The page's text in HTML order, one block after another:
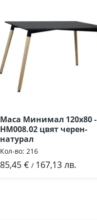
Маса Минимал 120х80 -
HM008.02 цвят черен-
натурал
Кол-во: 216
85,45 € / 167,13 лв.
Добави